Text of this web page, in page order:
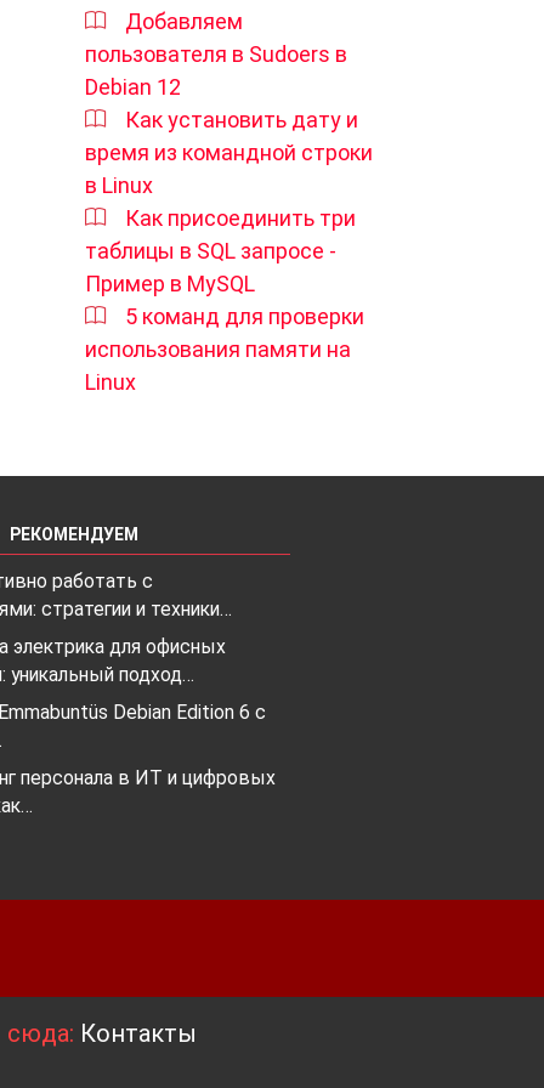
Добавляем
пользователя в Sudoers в
Debian 12
Как установить дату и
время из командной строки
в Linux
Как присоединить три
таблицы в SQL запросе -
Пример в MySQL
5 команд для проверки
использования памяти на
Linux
РЕКОМЕНДУЕМ
работать с
стратегии и техники…
электрика для офисных
уникальный подход…
Debian Edition 6 с
персонала в ИТ и цифровых
сюда: Контакты